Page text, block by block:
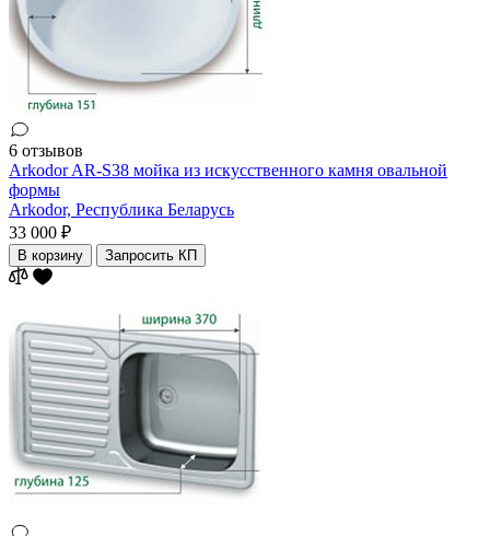
6 отзывов
Arkodor AR-S38 мойка из искусственного камня овальной
формы
Arkodor, Республика Беларусь
33 000 ₽
В корзину Запросить КП